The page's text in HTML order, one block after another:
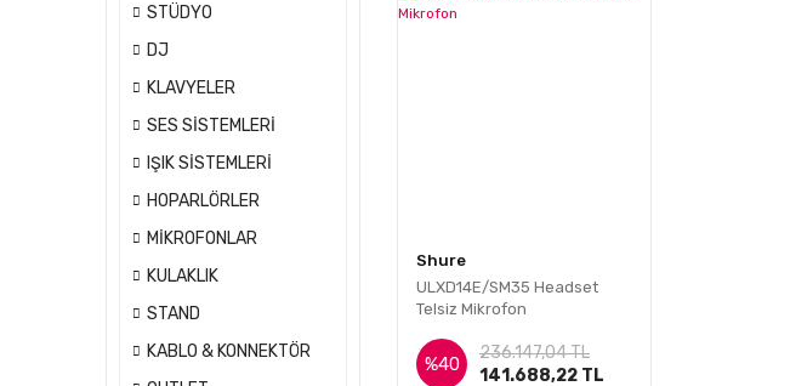
STÜDYO
DJ
KLAVYELER
SES SİSTEMLERİ
IŞIK SİSTEMLERİ
HOPARLÖRLER
MİKROFONLAR
KULAKLIK
STAND
KABLO & KONNEKTÖR
Shure
ULXD14E/SM35 Headset
Telsiz Mikrofon
%40
236.147,04 TL
141.688,22 TL
İncele